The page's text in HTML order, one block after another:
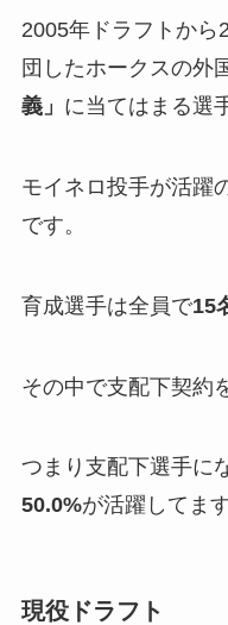
2005年ドラフトから
団したホークスの外
義」 に当てはまる選
モイネロ投手が活躍
です。
育成選手は全員で15
その中で支配下契約
つまり支配下選手に
50.0%が活躍してます
現役ドラフト